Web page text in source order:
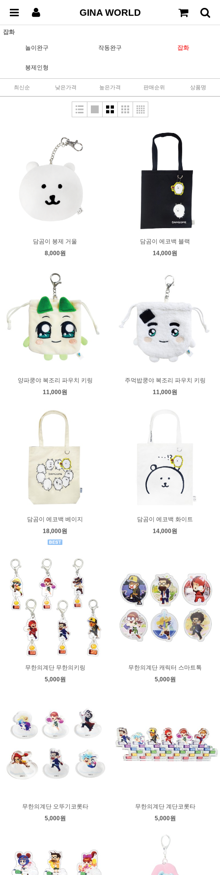
GINA WORLD
잡화
놀이완구 작동완구 잡화
봉제인형
최신순 낮은가격 높은가격 판매순위 상품명
담곰이 봉제 거울
8,000원
담곰이 에코백 블랙
14,000원
양파쿵야 복조리 파우치 키링
11,000원
주먹밥쿵야 복조리 파우치 키링
11,000원
담곰이 에코백 베이지
18,000원
담곰이 에코백 화이트
14,000원
무한의계단 무한의키링
5,000원
무한의계단 캐릭터 스마트톡
5,000원
무한의계단 오뚜기코롯타
5,000원
무한의계단 계단코롯타
5,000원